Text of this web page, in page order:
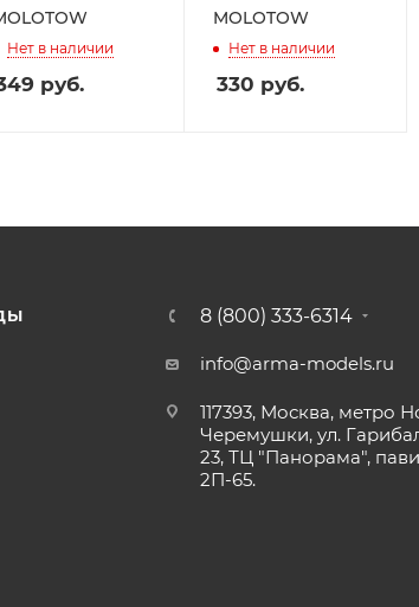
Нет в наличии
руб.
MOLOTOW
Нет в наличии
330 руб.
8 (800) 333-6314
info@arma-models.ru
117393, Москва, метро
Черемушки, ул.
23, ТЦ "Панорама",
2П-65.